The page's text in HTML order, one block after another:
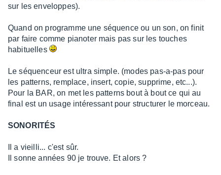
sur les enveloppes).
Quand on programme une séquence ou un son, on finit
par faire comme pianoter mais pas sur les touches
habituelles
Le séquenceur est ultra simple. (modes pas-a-pas pour
les patterns, remplace, insert, copie, supprime, etc...).
Pour la BAR, on met les patterns bout à bout ce qui au
final est un usage intéressant pour structurer le morceau.
SONORITÉS
Il a vieilli... c'est sûr.
Il sonne années 90 je trouve. Et alors ?